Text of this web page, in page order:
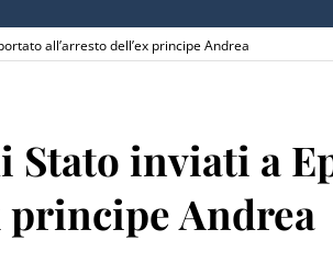
all’arresto dell’ex principe Andrea
inviati a
principe Andrea